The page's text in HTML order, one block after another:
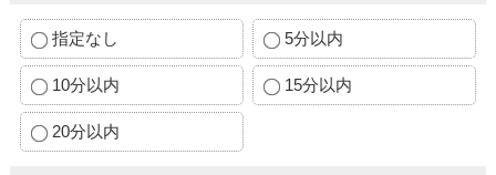
指定なし 5分以内
10分以内 15分以内
20分以内